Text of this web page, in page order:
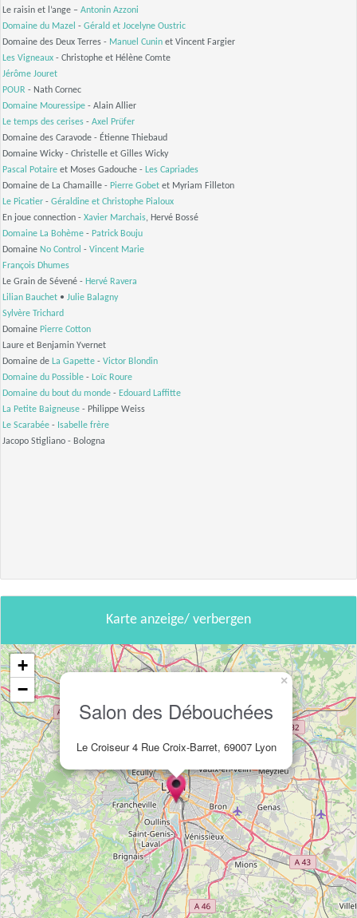
Le raisin et l’ange – Antonin Azzoni
Domaine du Mazel - Gérald et Jocelyne Oustric
Domaine des Deux Terres - Manuel Cunin et Vincent Fargier
Les Vigneaux - Christophe et Hélène Comte
Jérôme Jouret
POUR - Nath Cornec
Domaine Mouressipe - Alain Allier
Le temps des cerises - Axel Prüfer
Domaine des Caravode - Étienne Thiebaud
Domaine Wicky - Christelle et Gilles Wicky
Pascal Potaire et Moses Gadouche - Les Capriades
Domaine de La Chamaille - Pierre Gobet et Myriam Filleton
Le Picatier - Géraldine et Christophe Pialoux
En joue connection - Xavier Marchais, Hervé Bossé
Domaine La Bohème - Patrick Bouju
Domaine No Control - Vincent Marie
François Dhumes
Le Grain de Sévené - Hervé Ravera
Lilian Bauchet • Julie Balagny
Sylvère Trichard
Domaine Pierre Cotton
Laure et Benjamin Yvernet
Domaine de La Gapette - Victor Blondin
Domaine du Possible - Loïc Roure
Domaine du bout du monde - Edouard Laffitte
La Petite Baigneuse - Philippe Weiss
Le Scarabée - Isabelle frère
Jacopo Stigliano - Bologna
Karte anzeige/ verbergen
Salon des Débouchées
Le Croiseur 4 Rue Croix-Barret, 69007 Lyon
×
+
−